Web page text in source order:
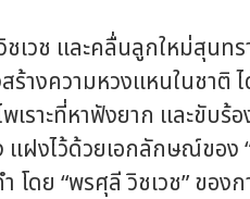
วช และคลื่นลูกใหม่สุนท
ร้างความหวงแหนในชาติ
เราะที่หาฟังยาก และขับร้
แฝงไว้ด้วยเอกลักษณ์ของ
โดย “พรศุลี วิชเวช” ของ